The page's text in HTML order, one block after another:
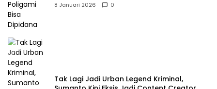
8 Januari 2026 0
Tak Lagi Jadi Urban Legend Kriminal,